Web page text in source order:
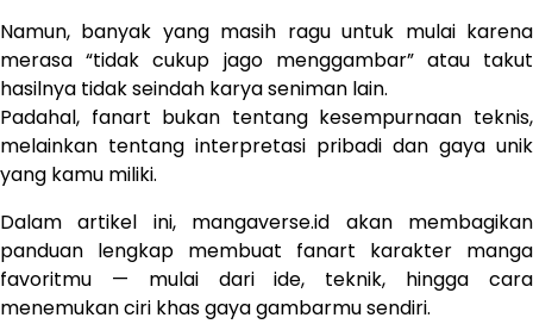
Namun, banyak yang masih ragu untuk mulai karena
merasa “tidak cukup jago menggambar” atau takut
hasilnya tidak seindah karya seniman lain.
Padahal, fanart bukan tentang kesempurnaan teknis,
melainkan tentang interpretasi pribadi dan gaya unik
yang kamu miliki.
Dalam artikel ini, mangaverse.id akan membagikan
panduan lengkap membuat fanart karakter manga
favoritmu — mulai dari ide, teknik, hingga cara
menemukan ciri khas gaya gambarmu sendiri.